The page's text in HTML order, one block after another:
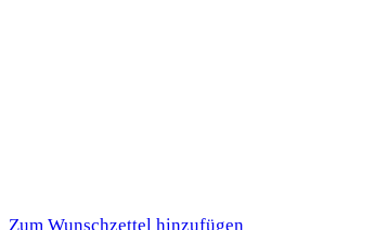
Zum Wunschzettel hinzufügen